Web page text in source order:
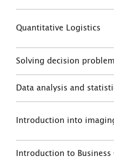
Quantitative Logistics
Solving decision
Data analysis and
Introduction into
Introduction to